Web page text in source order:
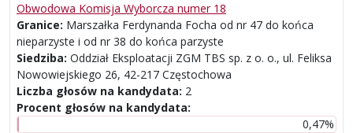
Obwodowa Komisja Wyborcza numer 18
Granice: Marszałka Ferdynanda Focha od nr 47 do końca
nieparzyste i od nr 38 do końca parzyste
Siedziba: Oddział Eksploatacji ZGM TBS sp. z o. o., ul. Feliksa
Nowowiejskiego 26, 42-217 Częstochowa
Liczba głosów na kandydata: 2
Procent głosów na kandydata:
0,47%